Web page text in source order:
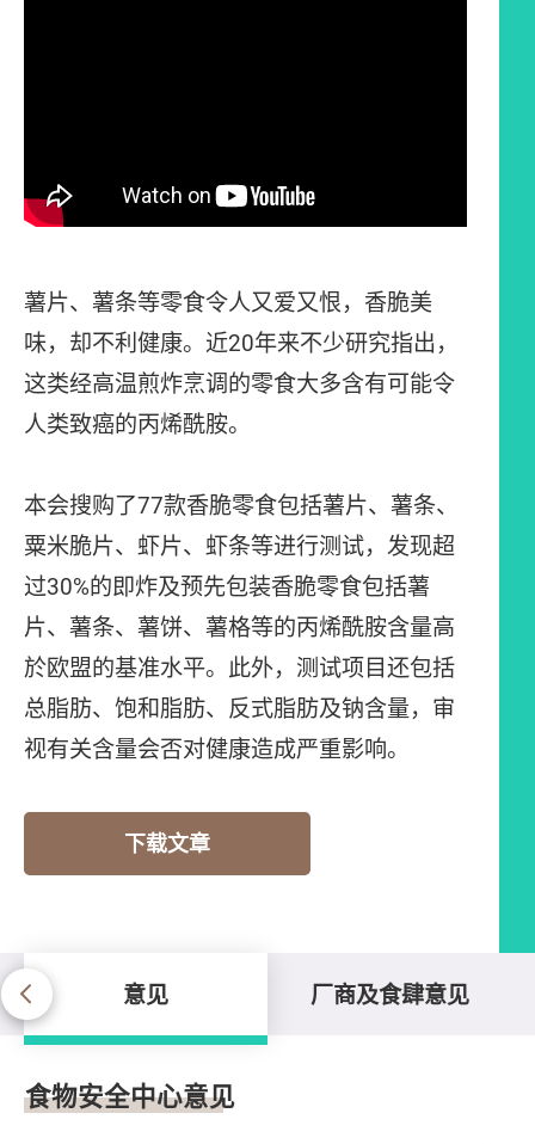
薯片、薯条等零食令人又爱又恨，香脆美
味，却不利健康。近20年来不少研究指出，
这类经高温煎炸烹调的零食大多含有可能令
人类致癌的丙烯酰胺。
本会搜购了77款香脆零食包括薯片、薯条、
粟米脆片、虾片、虾条等进行测试，发现超
过30%的即炸及预先包装香脆零食包括薯
片、薯条、薯饼、薯格等的丙烯酰胺含量高
於欧盟的基准水平。此外，测试项目还包括
总脂肪、饱和脂肪、反式脂肪及钠含量，审
视有关含量会否对健康造成严重影响。
下载文章
意见 厂商及食肆意见
意见
食物安全中心意见